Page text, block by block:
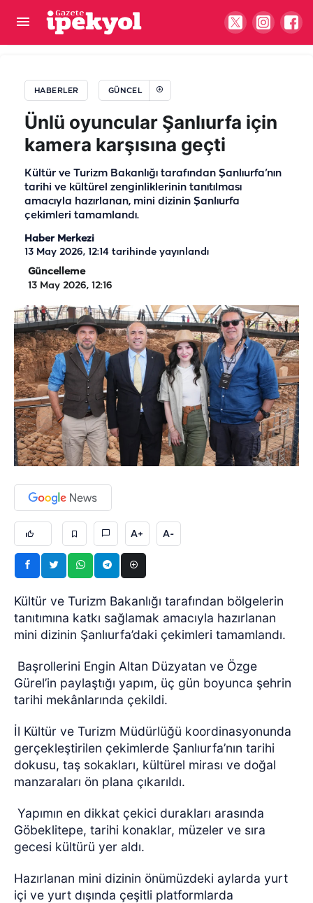
HABERLER GÜNCEL
Ünlü oyuncular Şanlıurfa için
kamera karşısına geçti
Kültür ve Turizm Bakanlığı tarafından Şanlıurfa’nın
tarihi ve kültürel zenginliklerinin tanıtılması
amacıyla hazırlanan, mini dizinin Şanlıurfa
çekimleri tamamlandı.
Haber Merkezi
13 May 2026, 12:14 tarihinde yayınlandı
Güncelleme
13 May 2026, 12:16
A+ A-
Kültür ve Turizm Bakanlığı tarafından bölgelerin
tanıtımına katkı sağlamak amacıyla hazırlanan
mini dizinin Şanlıurfa’daki çekimleri tamamlandı.
Başrollerini Engin Altan Düzyatan ve Özge
Gürel’in paylaştığı yapım, üç gün boyunca şehrin
tarihi mekânlarında çekildi.
İl Kültür ve Turizm Müdürlüğü koordinasyonunda
gerçekleştirilen çekimlerde Şanlıurfa’nın tarihi
dokusu, taş sokakları, kültürel mirası ve doğal
manzaraları ön plana çıkarıldı.
Yapımın en dikkat çekici durakları arasında
Göbeklitepe, tarihi konaklar, müzeler ve sıra
gecesi kültürü yer aldı.
Hazırlanan mini dizinin önümüzdeki aylarda yurt
içi ve yurt dışında çeşitli platformlarda
Şanlıurfalı başkana CHP Genel Merkezi’nde